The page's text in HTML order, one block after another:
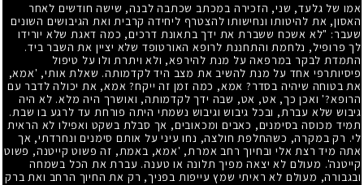
אמו של גלעד, שני, הזכירה במכתב שכתבה לבנה, שישה חודשים לאחר
האסון, את להיטותו ונחישותו להצטרף ליחידה קרבית ואת הגיבושים השונים
שעבר: "לא אשכח ששברת את ידך בתאונת דרכים, כמה דאגת שלא יורידו
לך פרופיל, נלחמת והתחננת לרופא האורטופד שלא יציין את השבר ביד.
התמדת לבקר במרפאה על מנת להירפא, ולא ויתרת ולו על טיפול
פיסיותרפי אחד על מנת להשיב את מצב היד לקדמותה. שאלת אותי, 'אמא,
את בטוחה שיהיה בסדר? אמא, כמה זמן זה ייקח? אמא, את יכולה לדבר עם
הרופא?' ואכן כך, אט, אט, שבה ידך לקדמותה, ואושרך היה מלא. לא היה
גיבוש שלא עברת, ובכל גיבוש וגיבוש נשמתי היתה פורחת עד לרגע בו שבת.
תמיד מכוסה בסימנים, כאבים ומכאובים, אך סבלת בשקט ואפילו לא הראית
לי. רק במקרה, כשהחלפת חולצה, נחו עיני על אותם סימנים ונחרדתי, אך
אתה מיד רצת אלי ובחיוך רחב אמרת, 'אמא, באמת, זה פשוט קייטנה, פשוט
קייטנה'. מעולם לא יצאה מפיך תלונה או טענה. עברת את הכל בשמחה
ובגבורה, מעולם לא ראיתי שמץ עייפות בפניך, רק את החיוך הרחב ואת ברק